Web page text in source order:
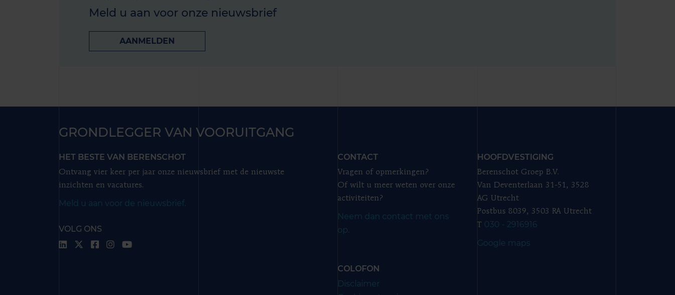
Meld u aan voor onze nieuwsbrief
AANMELDEN
GRONDLEGGER VAN VOORUITGANG
HET BESTE VAN BERENSCHOT
Ontvang vier keer per jaar onze nieuwsbrief met de nieuwste
inzichten en vacatures.
Meld u aan voor de nieuwsbrief.
VOLG ONS
CONTACT
Vragen of opmerkingen?
Of wilt u meer weten over onze
activiteiten?
Neem dan contact met ons
op.
HOOFDVESTIGING
Berenschot Groep B.V.
Van Deventerlaan 31-51, 3528
AG Utrecht
Postbus 8039, 3503 RA Utrecht
T 030 - 2916916
Google maps
COLOFON
Disclaimer